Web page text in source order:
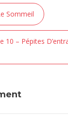
Sommeil
10 – Pépites